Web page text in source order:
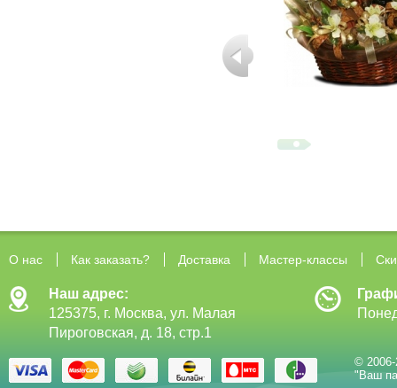
О нас Как заказать? Доставка Мастер-классы
Наш адрес:
125375, г. Москва, ул. Малая
Пироговская, д. 18, стр.1
©
"Ваш